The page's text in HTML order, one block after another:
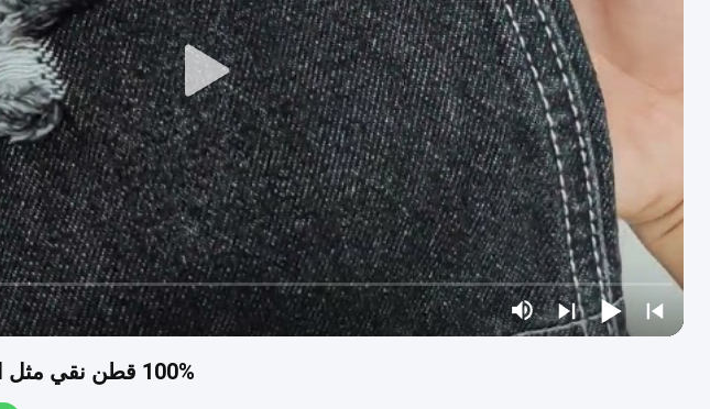
100% قطن نقي مثل الحرير الأسود النسيج الخفيف